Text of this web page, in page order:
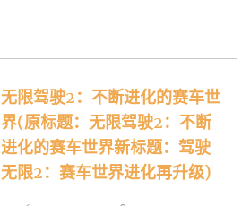
无限驾驶2：不断进化的赛车世
界(原标题：无限驾驶2：不断
进化的赛车世界新标题：驾驶
无限2：赛车世界进化再升级)